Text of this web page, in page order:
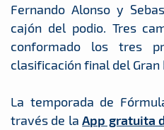
Fernando Alonso y
cajón del podio. Tres
conformado los tres
clasificación final del
La temporada de
través de laApp gratuita